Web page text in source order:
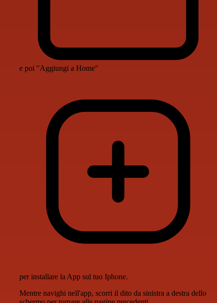
e poi "Aggiungi a Home"
per installare la App sul tuo Iphone.
Mentre navighi nell'app, scorri il dito da sinistra a destra dello